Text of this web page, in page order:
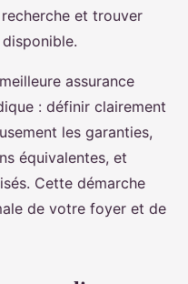
et trouver
assurance
: définir clairement
les garanties,
équivalentes, et
Cette démarche
de votre foyer et de